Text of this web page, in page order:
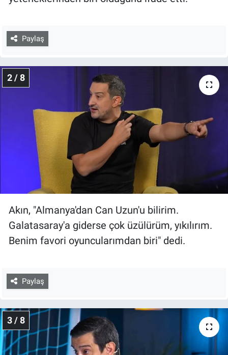
Paylaş
2 / 8
Akın, "Almanya'dan Can Uzun'u bilirim.
Galatasaray'a giderse çok üzülürüm, yıkılırım.
Benim favori oyuncularımdan biri" dedi.
Paylaş
3 / 8